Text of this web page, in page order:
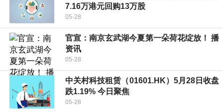
7.16万港元回购13万股
05-28
官宣：南京玄武湖今夏第一朵荷花绽放！ 播
资讯
05-28
中关村科技租赁（01601.HK）5月28日收盘
跌1.19% 今日聚焦
05-28